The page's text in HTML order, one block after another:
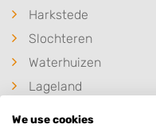
Harkstede
Slochteren
Waterhuizen
Lageland
We use cookies